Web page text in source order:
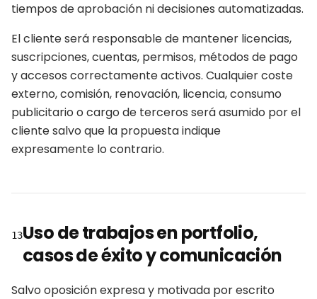
tiempos de aprobación ni decisiones automatizadas.
El cliente será responsable de mantener licencias,
suscripciones, cuentas, permisos, métodos de pago
y accesos correctamente activos. Cualquier coste
externo, comisión, renovación, licencia, consumo
publicitario o cargo de terceros será asumido por el
cliente salvo que la propuesta indique
expresamente lo contrario.
13Uso de trabajos en portfolio,
casos de éxito y comunicación
Salvo oposición expresa y motivada por escrito